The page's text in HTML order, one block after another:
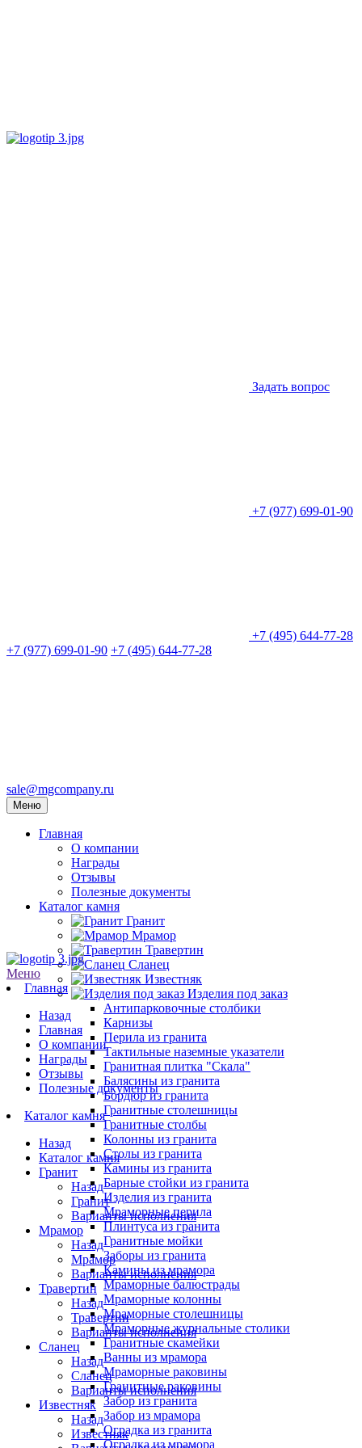
Задать вопрос
+7 (977) 699-01-90
+7 (495) 644-77-28
+7 (977) 699-01-90 +7 (495) 644-77-28
sale@mgcompany.ru
Меню
Главная
О компании
Награды
Отзывы
Полезные документы
Каталог камня
Гранит
Мрамор
Травертин
Сланец
Известняк
Изделия под заказ
Антипарковочные столбики
Карнизы
Перила из гранита
Тактильные наземные указатели
Гранитная плитка "Скала"
Балясины из гранита
Бордюр из гранита
Гранитные столешницы
Гранитные столбы
Колонны из гранита
Столы из гранита
Камины из гранита
Барные стойки из гранита
Изделия из гранита
Мраморные перила
Плинтуса из гранита
Гранитные мойки
Заборы из гранита
Камины из мрамора
Мраморные балюстрады
Мраморные колонны
Мраморные столешницы
Мраморные журнальные столики
Гранитные скамейки
Ванны из мрамора
Мраморные раковины
Гранитные раковины
Забор из гранита
Забор из мрамора
Оградка из гранита
Оградка из мрамора
Меню
Главная
Назад
Главная
О компании
Награды
Отзывы
Полезные документы
Каталог камня
Назад
Каталог камня
Гранит
Назад
Гранит
Варианты исполнения
Мрамор
Назад
Мрамор
Варианты исполнения
Травертин
Назад
Травертин
Варианты исполнения
Сланец
Назад
Сланец
Варианты исполнения
Известняк
Назад
Известняк